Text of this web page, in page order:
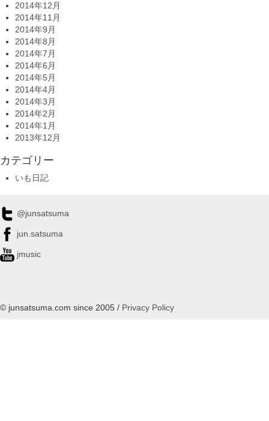
2014年12月
2014年11月
2014年9月
2014年8月
2014年7月
2014年6月
2014年5月
2014年4月
2014年3月
2014年2月
2014年1月
2013年12月
カテゴリー
いも日記
@junsatsuma
jun.satsuma
jmusic
© junsatsuma.com since 2005 / Privacy Policy